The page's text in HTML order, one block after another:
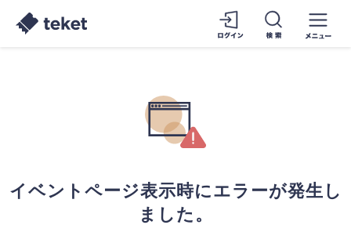
イベントページ表示時にエラーが発生し
ました。